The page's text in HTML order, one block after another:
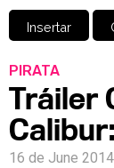
Insertar
PIRATA
Tráiler
16 de June